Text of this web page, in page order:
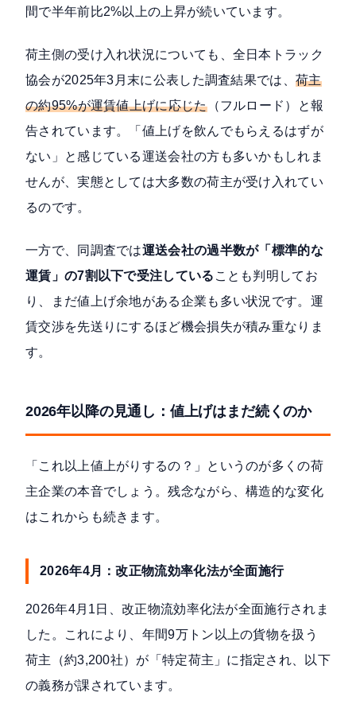
間で半年前比2%以上の上昇が続いています。
荷主側の受け入れ状況についても、全日本トラック
協会が2025年3月末に公表した調査結果では、 荷主
の約95%が運賃値上げに応じた（フルロード）
と報
告されています。「値上げを飲んでもらえるはずが
ない」と感じている運送会社の方も多いかもしれま
せんが、実態としては大多数の荷主が受け入れてい
るのです。
一方で、同調査では運送会社の過半数が「標準的な
運賃」の7割以下で受注している ことも判明してお
り、まだ値上げ余地がある企業も多い状況です。運
賃交渉を先送りにするほど機会損失が積み重なりま
す。
2026年以降の見通し：値上げはまだ続くのか
「これ以上値上がりするの？」というのが多くの荷
主企業の本音でしょう。残念ながら、構造的な変化
はこれからも続きます。
2026年4月：改正物流効率化法が全面施行
2026年4月1日、改正物流効率化法が全面施行されま
した。これにより、 年間9万トン以上の貨物を扱う
荷主（約3,200社）が「特定荷主」に指定され、以下
の義務が課されています。